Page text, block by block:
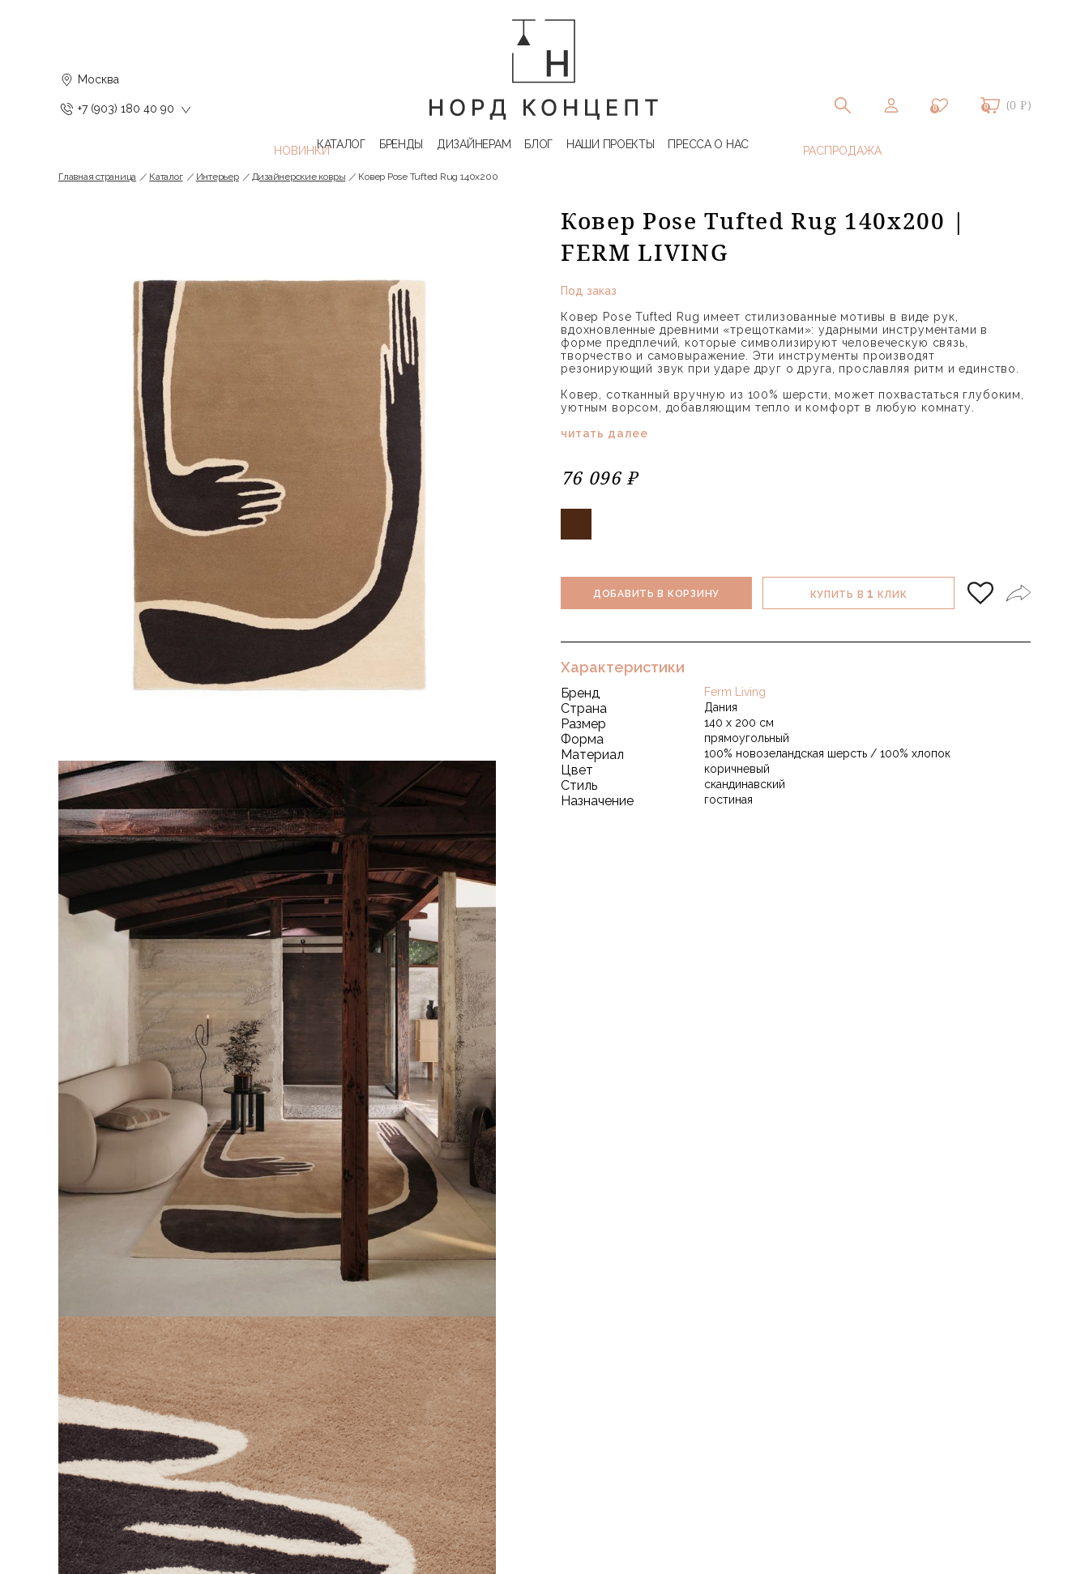
Москва
+7 (903) 180 40 90 0 0 (0 ₽)
КАТАЛОГ БРЕНДЫ ДИЗАЙНЕРАМ БЛОГ НАШИ ПРОЕКТЫ ПРЕССА О НАС
Главная страница Каталог Интерьер Дизайнерские ковры Ковер Pose Tufted Rug 140х200
Ковер Pose Tufted Rug 140х200 |
FERM LIVING
Под заказ
Ковер Pose Tufted Rug имеет стилизованные мотивы в виде рук,
вдохновленные древними «трещотками»: ударными инструментами в
форме предплечий, которые символизируют человеческую связь,
творчество и самовыражение. Эти инструменты производят
резонирующий звук при ударе друг о друга, прославляя ритм и единство.
Ковер, сотканный вручную из 100% шерсти, может похвастаться глубоким,
уютным ворсом, добавляющим тепло и комфорт в любую комнату.
читать далее
76 096 ₽
ДОБАВИТЬ В КОРЗИНУ КУПИТЬ В1 КЛИК
Характеристики
Бренд Ferm Living
Страна Дания
Размер 140 х 200 см
Форма прямоугольный
Материал 100% новозеландская шерсть / 100% хлопок
Цвет коричневый
Стиль скандинавский
Назначение гостиная